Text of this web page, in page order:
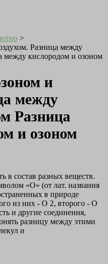
>
Разница между
между кислородом и озоном
и
между
Разница
и озоном
в состав разных веществ.
«O» (от лат. названия
в природе
из них - O 2, второго - O
и другие соединения,
разницу между этими
и